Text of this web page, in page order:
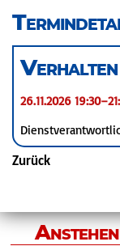
26.11.2026
Zurück